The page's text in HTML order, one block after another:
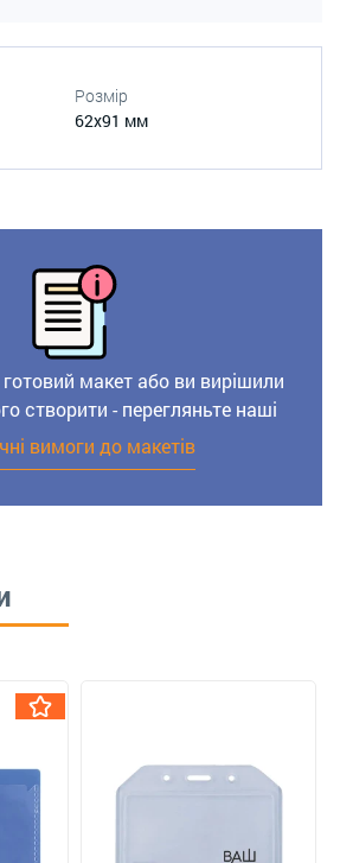
Розмір
62х91 мм
макет або ви вирішили
створити - перегляньте наші
вимоги до макетів